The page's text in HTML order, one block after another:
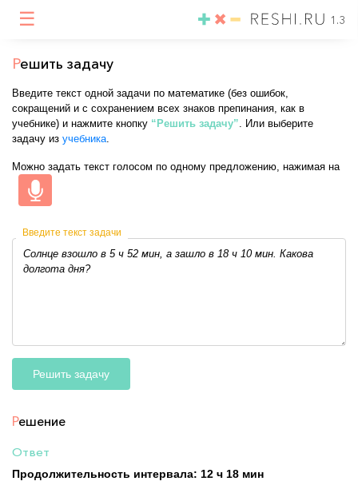
☰ 1.3
Решить задачу
Введите текст одной задачи по математике (без ошибок,
сокращений и с сохранением всех знаков препинания, как в
учебнике) и нажмите кнопку “Решить задачу”. Или выберите
задачу из учебника.
Можно задать текст голосом по одному предложению, нажимая на
Введите текст задачи
Решить задачу
Решение
Ответ
Продолжительность интервала: 12 ч 18 мин